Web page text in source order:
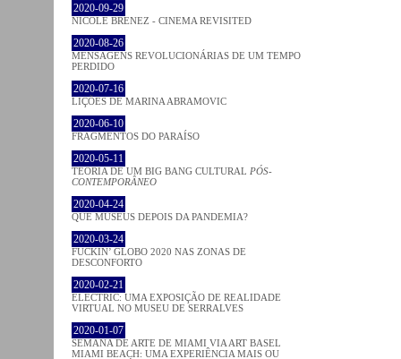
2020-09-29
NICOLE BRENEZ - CINEMA REVISITED
2020-08-26
MENSAGENS REVOLUCIONÁRIAS DE UM TEMPO
PERDIDO
2020-07-16
LIÇÕES DE MARINA ABRAMOVIC
2020-06-10
FRAGMENTOS DO PARAÍSO
2020-05-11
TEORIA DE UM BIG BANG CULTURAL PÓS-
CONTEMPORÂNEO
2020-04-24
QUE MUSEUS DEPOIS DA PANDEMIA?
2020-03-24
FUCKIN’ GLOBO 2020 NAS ZONAS DE
DESCONFORTO
2020-02-21
ELECTRIC: UMA EXPOSIÇÃO DE REALIDADE
VIRTUAL NO MUSEU DE SERRALVES
2020-01-07
SEMANA DE ARTE DE MIAMI VIA ART BASEL
MIAMI BEACH: UMA EXPERIÊNCIA MAIS OU